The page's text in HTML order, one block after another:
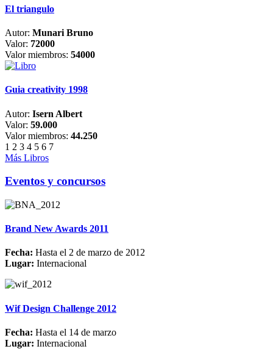
El triangulo
Autor: Munari Bruno
Valor: 72000
Valor miembros: 54000
Guia creativity 1998
Autor: Isern Albert
Valor: 59.000
Valor miembros: 44.250
1 2 3 4 5 6 7
Más Libros
Eventos y concursos
Brand New Awards 2011
Fecha: Hasta el 2 de marzo de 2012
Lugar: Internacional
Wif Design Challenge 2012
Fecha: Hasta el 14 de marzo
Lugar: Internacional